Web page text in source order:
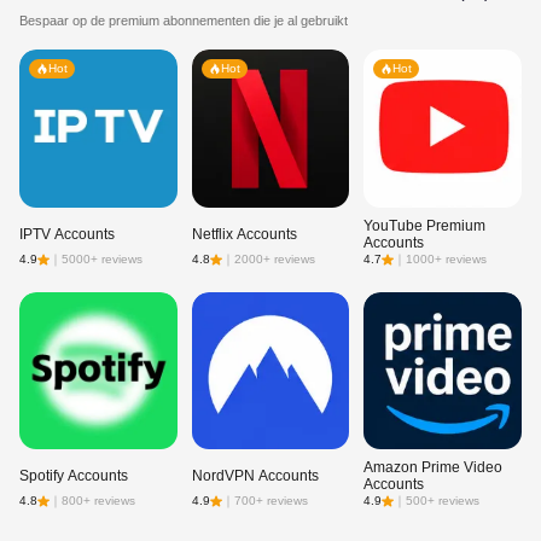
Bespaar op de premium abonnementen die je al gebruikt
Hot
IPTV Accounts
4.9 5000+ reviews
Hot
Netflix Accounts
4.8 ｜ 2000+ reviews
Hot
YouTube Premium
Accounts
4.7 1000+ reviews
Spotify Accounts
4.8 800+ reviews
NordVPN Accounts
4.9 ｜ 700+ reviews
Amazon Prime Video
Accounts
4.9 ｜500+ reviews